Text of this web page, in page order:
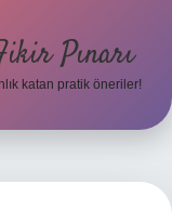
Pınarı
katan pratik öneriler!